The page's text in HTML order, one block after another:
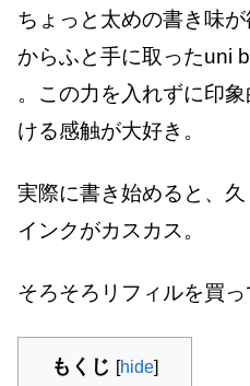
ちょっと太めの書き味
からふと手に取ったuni
。この力を入れずに印
ける感触が大好き。
実際に書き始めると、
インクがカスカス。
そろそろリフィルを買っ
もくじ [hide]